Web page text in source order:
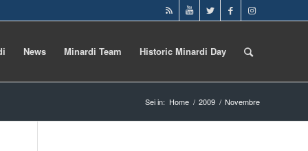
News Minardi Team Historic Minardi Day
Sei in: Home / 2009 / Novembre